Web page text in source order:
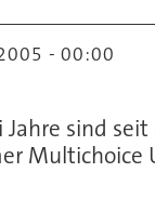
- 00:00
Jahre sind
Multichoice